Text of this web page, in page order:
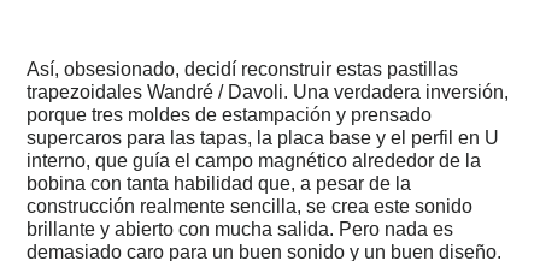
-
Haciendo
un
“simpa”...
2011
-
Noviembre,
Argentina
-
Así, obsesionado, decidí reconstruir estas pastillas
trapezoidales Wandré / Davoli. Una verdadera inversión,
porque tres moldes de estampación y prensado
supercaros para las tapas, la placa base y el perfil en U
interno, que guía el campo magnético alrededor de la
bobina con tanta habilidad que, a pesar de la
construcción realmente sencilla, se crea este sonido
brillante y abierto con mucha salida. Pero nada es
demasiado caro para un buen sonido y un buen diseño.